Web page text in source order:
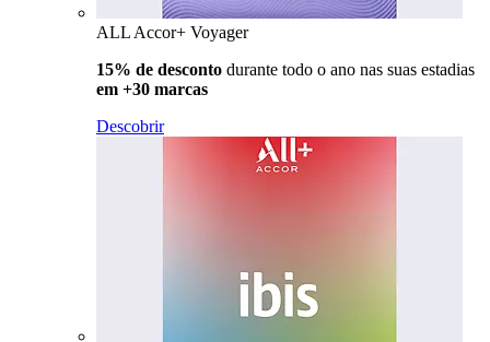
ALL Accor+ Voyager
15% de desconto durante todo o ano nas suas estadias
em +30 marcas
Descobrir